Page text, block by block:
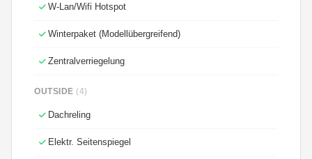
W-Lan/Wifi Hotspot
Winterpaket (Modellübergreifend)
Zentralverriegelung
OUTSIDE (4)
Dachreling
Elektr. Seitenspiegel